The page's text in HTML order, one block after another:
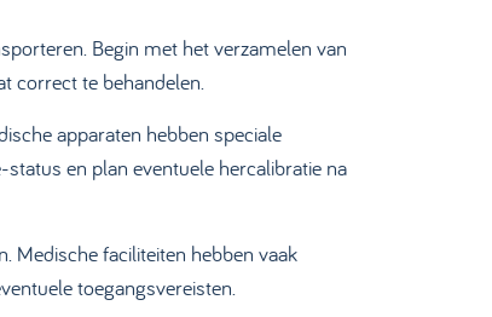
Begin met het verzamelen van
correct te behandelen.
apparaten hebben speciale
en plan eventuele hercalibratie na
Medische faciliteiten hebben vaak
toegangsvereisten.